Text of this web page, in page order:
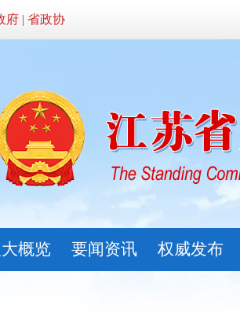
府 | 省政协
概览 要闻资讯 权威发布